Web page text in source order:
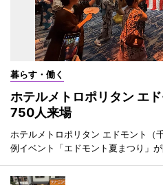
暮らす・働く
ホテルメトロポリタン エ
750人来場
ホテルメトロポリタン エドモント（
例イベント「エドモント夏まつり」が